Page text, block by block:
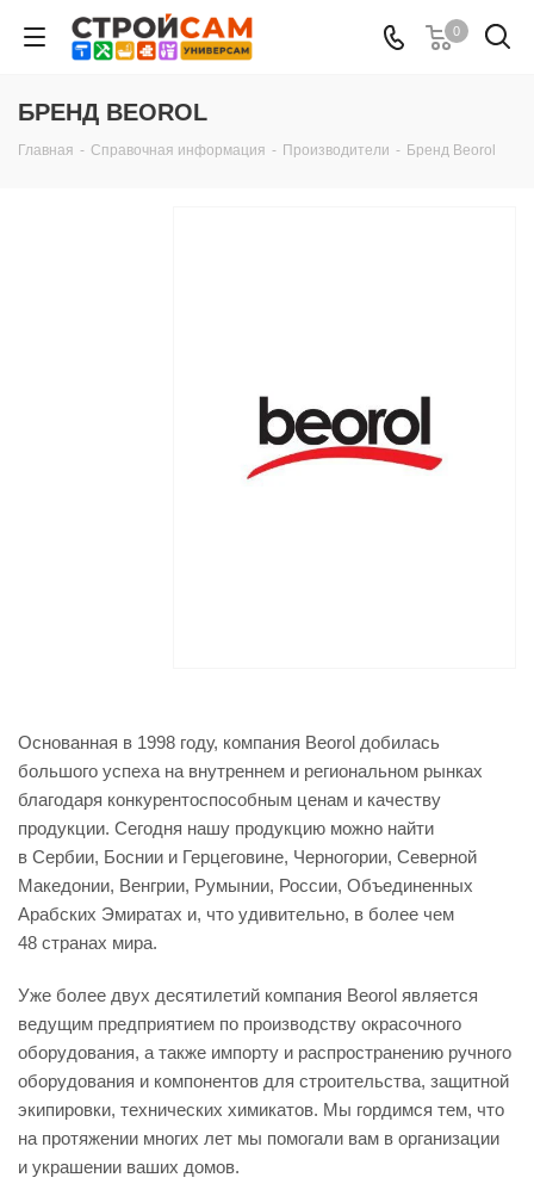
0
БРЕНД BEOROL
Главная - Справочная информация - Производители - Бренд Beorol
Основанная в 1998 году, компания Beorol добилась
большого успеха на внутреннем и региональном рынках
благодаря конкурентоспособным ценам и качеству
продукции. Сегодня нашу продукцию можно найти
в Сербии, Боснии и Герцеговине, Черногории, Северной
Македонии, Венгрии, Румынии, России, Объединенных
Арабских Эмиратах и, что удивительно, в более чем
48 странах мира.
Уже более двух десятилетий компания Beorol является
ведущим предприятием по производству окрасочного
оборудования, а также импорту и распространению ручного
оборудования и компонентов для строительства, защитной
экипировки, технических химикатов. Мы гордимся тем, что
на протяжении многих лет мы помогали вам в организации
и украшении ваших домов.